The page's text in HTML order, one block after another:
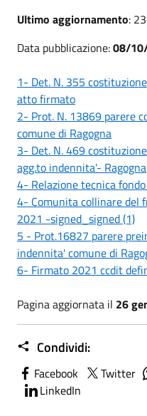
Ultimo aggiornamento:
Data pubblicazione:08/
1- Det. N. 355
atto firmato
2- Prot. N. 13869 parere
comune di Ragogna
3- Det. N. 469
agg.to indennita'- Ragogna
4- Relazione tecnica
4- Comunita collinare del
2021 -signed_signed (1)
5 - Prot.16827 parere
indennita' comune di
6- Firmato 2021 ccdit
Pagina aggiornata il 26
Condividi:
Facebook Twitter
LinkedIn